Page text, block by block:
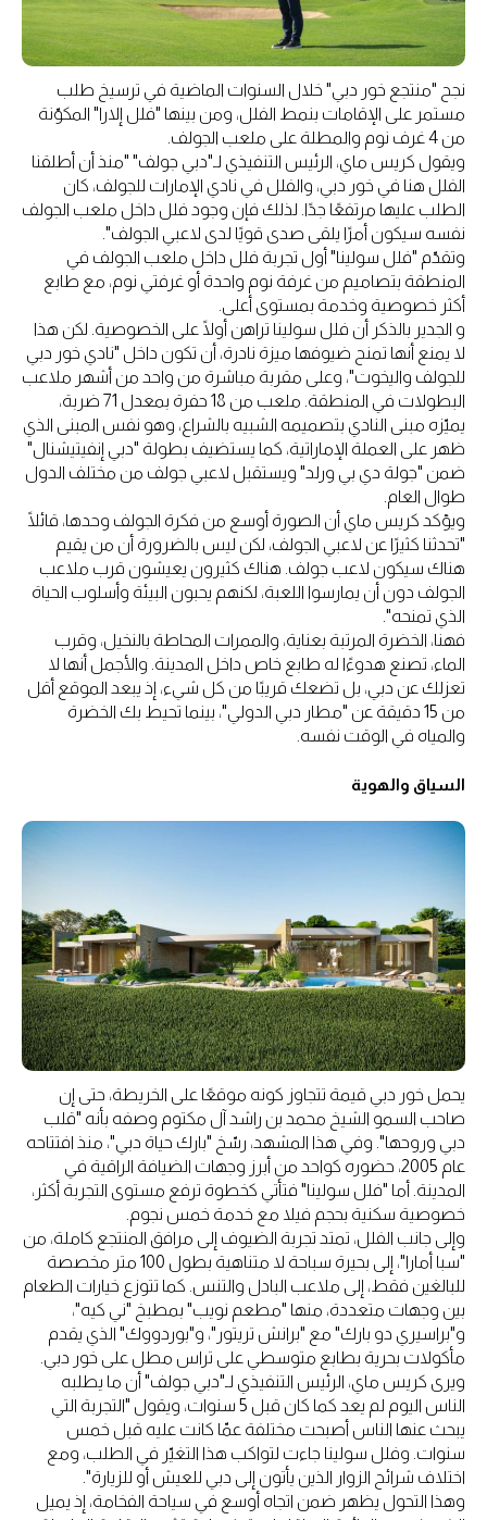
نجح "منتجع خور دبي" خلال السنوات الماضية في ترسيخ طلب
مستمر على الإقامات بنمط الفلل، ومن بينها "فلل إلارا" المكوّنة
من 4 غرف نوم والمطلة على ملعب الجولف.
ويقول كريس ماي، الرئيس التنفيذي لـ"دبي جولف" "منذ أن أطلقنا
الفلل هنا في خور دبي، والفلل في نادي الإمارات للجولف، كان
الطلب عليها مرتفعًا جدًا. لذلك فإن وجود فلل داخل ملعب الجولف
نفسه سيكون أمرًا يلقى صدى قويًا لدى لاعبي الجولف".
وتقدّم "فلل سولينا" أول تجربة فلل داخل ملعب الجولف في
المنطقة بتصاميم من غرفة نوم واحدة أو غرفتي نوم، مع طابع
أكثر خصوصية وخدمة بمستوى أعلى.
و الجدير بالذكر أن فلل سولينا تراهن أولًا على الخصوصية. لكن هذا
لا يمنع أنها تمنح ضيوفها ميزة نادرة، أن تكون داخل "نادي خور دبي
للجولف واليخوت"، وعلى مقربة مباشرة من واحد من أشهر ملاعب
البطولات في المنطقة. ملعب من 18 حفرة بمعدل 71 ضربة،
يميّزه مبنى النادي بتصميمه الشبيه بالشراع، وهو نفس المبنى الذي
ظهر على العملة الإماراتية، كما يستضيف بطولة "دبي إنفيتيشنال"
ضمن "جولة دي بي ورلد" ويستقبل لاعبي جولف من مختلف الدول
طوال العام.
ويؤكد كريس ماي أن الصورة أوسع من فكرة الجولف وحدها، قائلًا
"تحدثنا كثيرًا عن لاعبي الجولف، لكن ليس بالضرورة أن من يقيم
هناك سيكون لاعب جولف. هناك كثيرون يعيشون قرب ملاعب
الجولف دون أن يمارسوا اللعبة، لكنهم يحبون البيئة وأسلوب الحياة
الذي تمنحه".
فهنا، الخضرة المرتبة بعناية، والممرات المحاطة بالنخيل، وقرب
الماء، تصنع هدوءًا له طابع خاص داخل المدينة. والأجمل أنها لا
تعزلك عن دبي، بل تضعك قريبًا من كل شيء، إذ يبعد الموقع أقل
من 15 دقيقة عن "مطار دبي الدولي"، بينما تحيط بك الخضرة
والمياه في الوقت نفسه.
السياق والهوية
يحمل خور دبي قيمة تتجاوز كونه موقعًا على الخريطة، حتى إن
صاحب السمو الشيخ محمد بن راشد آل مكتوم وصفه بأنه "قلب
دبي وروحها". وفي هذا المشهد، رسّخ "بارك حياة دبي"، منذ افتتاحه
عام 2005، حضوره كواحد من أبرز وجهات الضيافة الراقية في
المدينة. أما "فلل سولينا" فتأتي كخطوة ترفع مستوى التجربة أكثر،
خصوصية سكنية بحجم فيلا مع خدمة خمس نجوم.
وإلى جانب الفلل، تمتد تجربة الضيوف إلى مرافق المنتجع كاملة، من
"سبا أمارا"، إلى بحيرة سباحة لا متناهية بطول 100 متر مخصصة
للبالغين فقط، إلى ملاعب البادل والتنس. كما تتوزع خيارات الطعام
بين وجهات متعددة، منها "مطعم نويب" بمطبخ "ني كيه"،
و"براسيري دو بارك" مع "برانش تريتور"، و"بوردووك" الذي يقدم
مأكولات بحرية بطابع متوسطي على تراس مطل على خور دبي.
ويرى كريس ماي، الرئيس التنفيذي لـ"دبي جولف" أن ما يطلبه
الناس اليوم لم يعد كما كان قبل 5 سنوات، ويقول "التجربة التي
يبحث عنها الناس أصبحت مختلفة عمّا كانت عليه قبل خمس
سنوات. وفلل سولينا جاءت لتواكب هذا التغيّر في الطلب، ومع
اختلاف شرائح الزوار الذين يأتون إلى دبي للعيش أو للزيارة".
وهذا التحول يظهر ضمن اتجاه أوسع في سياحة الفخامة، إذ يميل